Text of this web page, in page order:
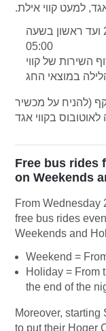
למעט קווי אילת.
– החל מחמישי בשעה 22:30 ועד ראשון בשעה
05:00
השירות של קווי
במוצאי החג
ראשון 24.9.17 יש לתקף (להניח על מכשיר
בקווי אגד
Free bus rides
on Weekends
From Wednesday
free bus rides
Weekends and
Weekend =
Holiday = From
the end of the
Moreover, starting
to put their Hoger